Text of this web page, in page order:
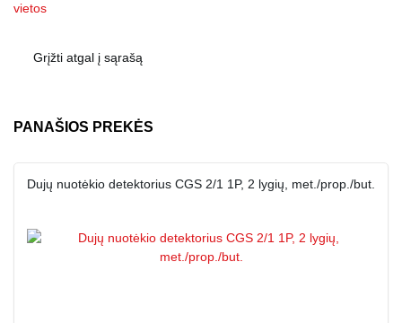
Grįžti atgal į sąrašą
PANAŠIOS PREKĖS
Dujų nuotėkio detektorius CGS 2/1 1P, 2 lygių, met./prop./but.